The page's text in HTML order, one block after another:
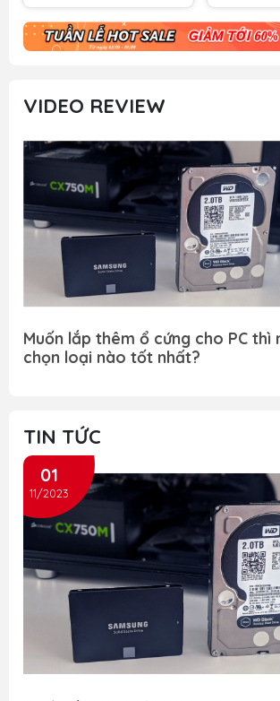
VIDEO REVIEW
Muốn lắp thêm ổ cứng cho PC thì
chọn loại nào tốt nhất?
TIN TỨC
01
11/2023